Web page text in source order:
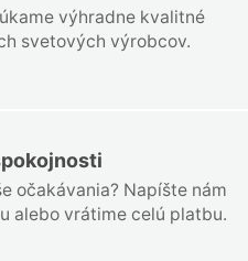
výhradne kvalitné
svetových výrobcov.
očakávania? Napíšte nám
alebo vrátime celú platbu.